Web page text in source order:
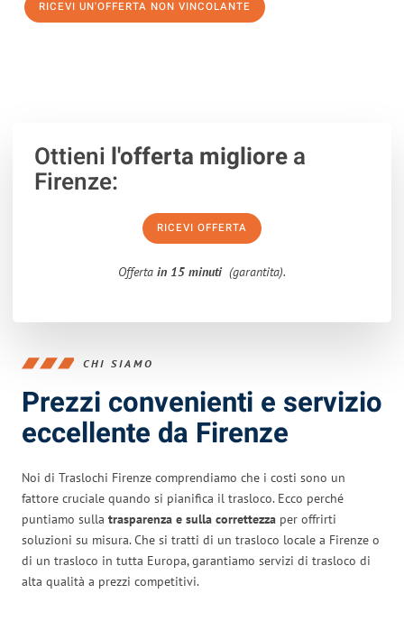
RICEVI UN'OFFERTA NON VINCOLANTE
Ottieni l'offerta migliorea
Firenze:
RICEVI OFFERTA
Offerta in 15 minuti (garantita).
CHI SIAMO
Prezzi convenienti e servizio
eccellente da Firenze
Noi di Traslochi Firenze comprendiamo che i costi sono un
fattore cruciale quando si pianifica il trasloco. Ecco perché
puntiamo sulla trasparenza e sulla correttezza per offrirti
soluzioni su misura. Che si tratti di un trasloco locale a Firenze o
di un trasloco in tutta Europa, garantiamo servizi di trasloco di
alta qualità a prezzi competitivi.